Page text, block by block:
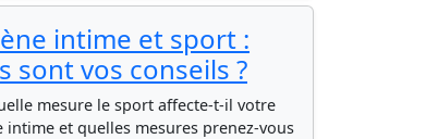
intime et sport :
sont vos conseils ?
mesure le sport affecte-t-il votre
intime et quelles mesures prenez-vous